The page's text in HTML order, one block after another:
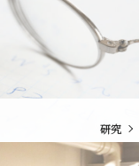
研究